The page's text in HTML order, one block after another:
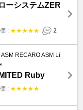
ーシステムZER
: ★★★★★ 2
RECARO ASM Li
Ruby
: ★★★★★